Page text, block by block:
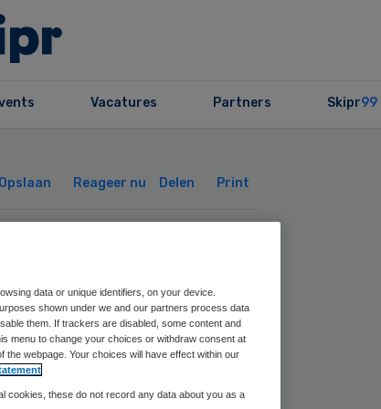
Vacatures Partners Skipr99
Opslaan Reageer nu Delen Print
data or unique identifiers, on your device.
shown under we and our partners process data
them. If trackers are disabled, some content and
menu to change your choices or withdraw consent at
webpage. Your choices will have effect within our
cookies, these do not record any data about you as a